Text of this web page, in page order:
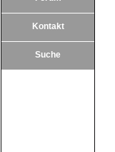
Kontakt
Suche